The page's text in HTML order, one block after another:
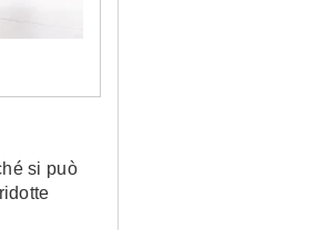
si può